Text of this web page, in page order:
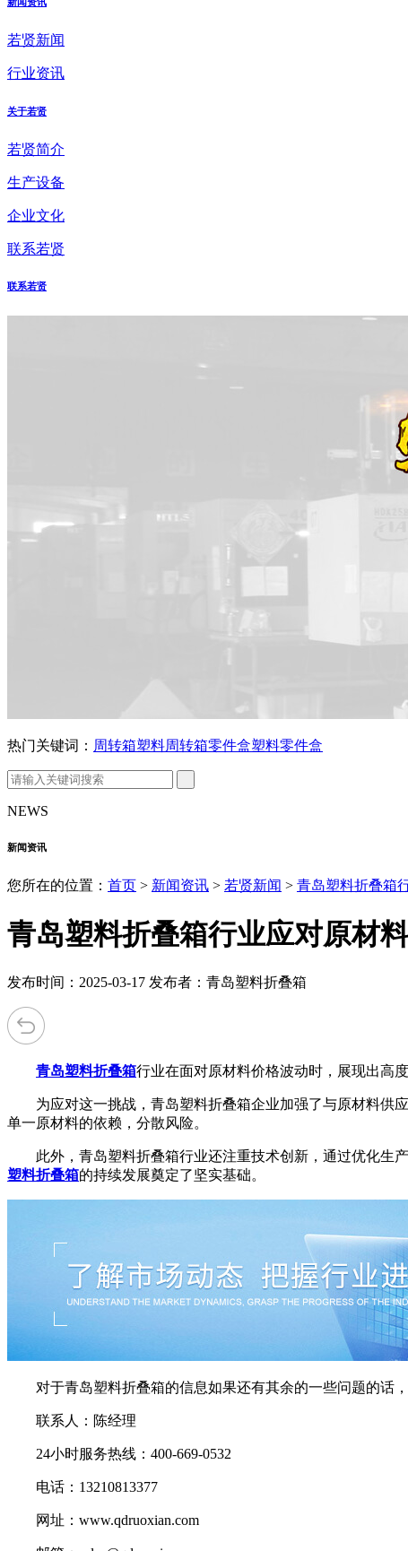
若贤新闻
行业资讯
关于若贤
若贤简介
生产设备
企业文化
联系若贤
联系若贤
热门关键词： 周转箱塑料周转箱零件盒塑料零件盒
NEWS
新闻资讯
您所在的位置： 首页 > 新闻资讯 > 若贤新闻 > 青岛塑料折叠箱
青岛塑料折叠箱行业应对原材
发布时间：2025-03-17 发布者：青岛塑料折叠箱
青岛塑料折叠箱行业在面对原材料价格波动时，展现出高
为应对这一挑战，青岛塑料折叠箱企业加强了与原材料供应
单一原材料的依赖，分散风险。
此外，青岛塑料折叠箱行业还注重技术创新，通过优化生产
塑料折叠箱的持续发展奠定了坚实基础。
对于青岛塑料折叠箱的信息如果还有其余的一些问题的话，
联系人：陈经理
24小时服务热线：400-669-0532
电话：13210813377
网址：www.qdruoxian.com